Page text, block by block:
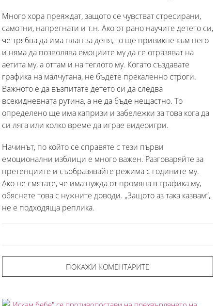
Много хора преяждат, защото се чувстват стресирани,
самотни, напрегнати и т.н. Ако от рано научите детето си,
че трябва да има план за деня, то ще привикне към него
и няма да позволява емоциите му да се отразяват на
аетита му, а оттам и на теглото му. Когато създавате
графика на малчугана, не бъдете прекаленно строги.
Важното е да възпитате детето си да следва
всекидневната рутина, а не да бъде нещастно. То
определено ще има капризи и забележки за това кога да
си ляга или колко време да играе видеоигри.
Начинът, по който се справяте с тези първи
емоционални изблици е много важен. Разговаряйте за
претенциите и съобразявайте режима с годините му.
Ако не смятате, че има нужда от промяна в графика му,
обяснете това с нужните доводи. „Защото аз така казвам“,
не е подходяща реплика.
ПОКАЖИ КОМЕНТАРИТЕ